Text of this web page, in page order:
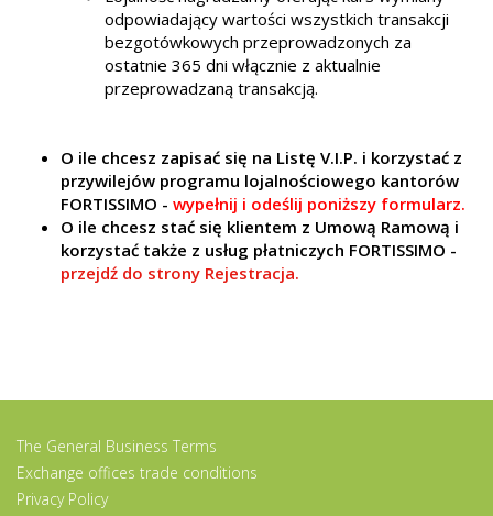
odpowiadający wartości wszystkich transakcji
bezgotówkowych przeprowadzonych za
ostatnie 365 dni włącznie z aktualnie
przeprowadzaną transakcją.
O ile chcesz zapisać się na Listę V.I.P. i korzystać z
przywilejów programu lojalnościowego kantorów
FORTISSIMO - wypełnij i odeślij poniższy formularz.
O ile chcesz stać się klientem z Umową Ramową i
korzystać także z usług płatniczych FORTISSIMO -
przejdź do strony Rejestracja.
The General Business Terms
Exchange offices trade conditions
Privacy Policy